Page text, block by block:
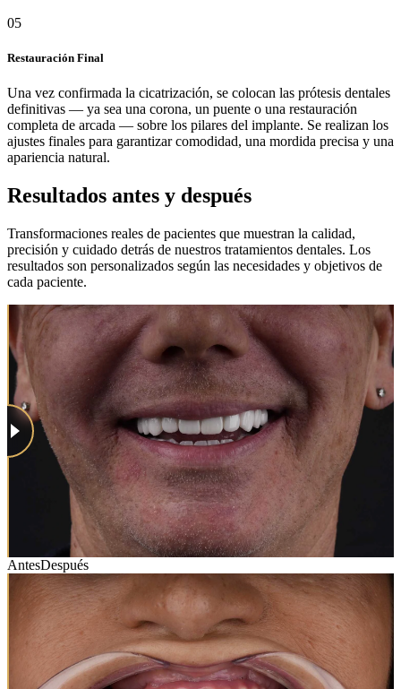
05
Restauración Final
Una vez confirmada la cicatrización, se colocan las prótesis dentales
definitivas — ya sea una corona, un puente o una restauración
completa de arcada — sobre los pilares del implante. Se realizan los
ajustes finales para garantizar comodidad, una mordida precisa y una
apariencia natural.
Resultados antes y después
Transformaciones reales de pacientes que muestran la calidad,
precisión y cuidado detrás de nuestros tratamientos dentales. Los
resultados son personalizados según las necesidades y objetivos de
cada paciente.
AntesDespués